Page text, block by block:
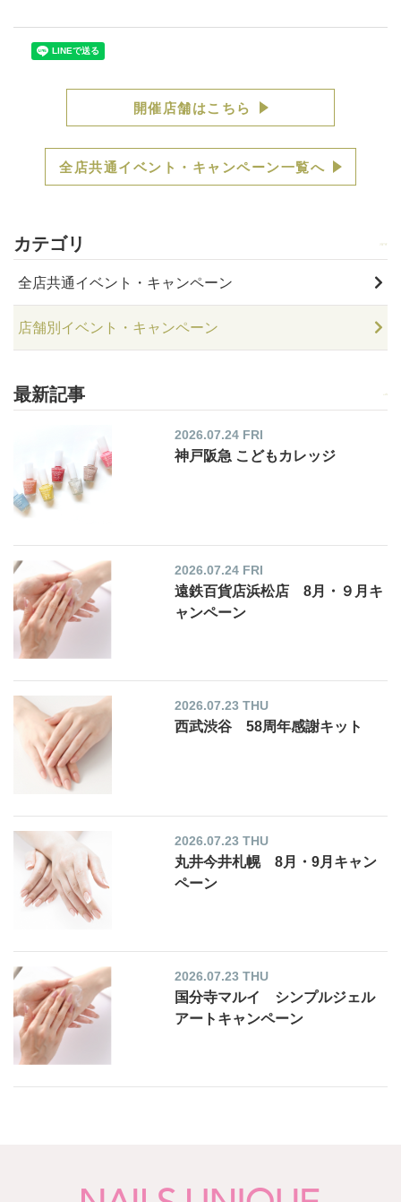
開催店舗はこちら
全店共通イベント・キャンペーン一覧へ
カテゴリ
全店共通イベント・キャンペーン
店舗別イベント・キャンペーン
最新記事
2026.07.24 FRI
神戸阪急 こどもカレッジ
2026.07.24 FRI
遠鉄百貨店浜松店 8月・９月キ
ャンペーン
2026.07.23 THU
西武渋谷 58周年感謝キット
2026.07.23 THU
丸井今井札幌 8月・9月キャン
ペーン
2026.07.23 THU
国分寺マルイ シンプルジェル
アートキャンペーン